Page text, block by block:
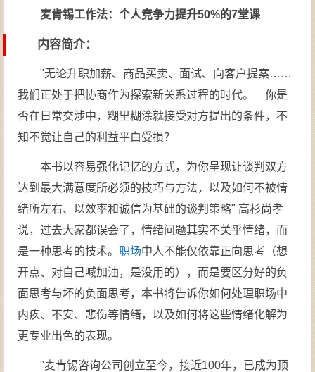
麦肯锡工作法：个人竞争力提升50%的7堂课
内容简介：
"无论升职加薪、商品买卖、面试、向客户提案……
我们正处于把协商作为探索新关系过程的时代。 你是
否在日常交涉中，糊里糊涂就接受对方提出的条件，不
知不觉让自己的利益平白受损？
本书以容易强化记忆的方式，为你呈现让谈判双方
达到最大满意度所必须的技巧与方法，以及如何不被情
绪所左右、以效率和诚信为基础的谈判策略" 高杉尚孝
说，过去大家都误会了，情绪问题其实不关乎情绪，而
是一种思考的技术。职场中人不能仅依靠正向思考（想
开点、对自己喊加油，是没用的），而是要区分好的负
面思考与坏的负面思考，本书将告诉你如何处理职场中
内疚、不安、悲伤等情绪，以及如何将这些情绪化解为
更专业出色的表现。
"麦肯锡咨询公司创立至今，接近100年，已成为顶